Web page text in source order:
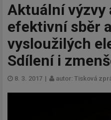
Aktuální výzvy
efektivní sběr
vysloužilých
Sdílení i
8. 3. 2017 | autor: Tisková